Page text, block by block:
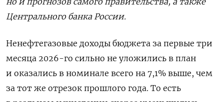
Центрального банка России.
Ненефтегазовые доходы бюджета за первые три
месяца 2026-го сильно не уложились в план
и оказались в номинале всего на 7,1% выше, чем
за тот же отрезок прошлого года. То есть